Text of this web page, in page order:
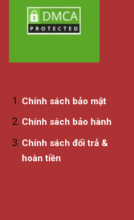
Chính sách bảo mật
Chính sách bảo hành
Chính sách đổi trả &
hoàn tiền